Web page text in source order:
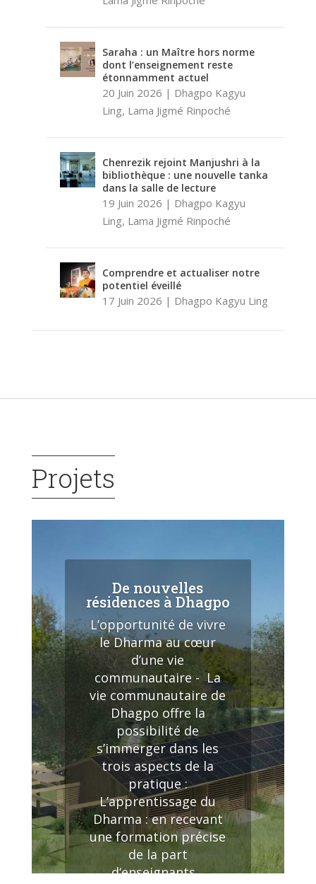
Saraha : un Maître hors norme
dont l’enseignement reste
étonnamment actuel
20 Juin 2026 | Dhagpo Kagyu
Ling, Lama Jigmé Rinpoché
Chenrezik rejoint Manjushri à la
bibliothèque : une nouvelle tanka
dans la salle de lecture
19 Juin 2026 | Dhagpo Kagyu
Ling, Lama Jigmé Rinpoché
Comprendre et actualiser notre
potentiel éveillé
17 Juin 2026 | Dhagpo Kagyu Ling
Projets
De nouvelles
résidences à Dhagpo
L’opportunité de vivre
le Dharma au cœur
d’une vie
communautaire - La
vie communautaire de
Dhagpo offre la
possibilité de
s’immerger dans les
trois aspects de la
pratique :
L’apprentissage du
Dharma : en recevant
une formation précise
de la part
d‘enseignants...